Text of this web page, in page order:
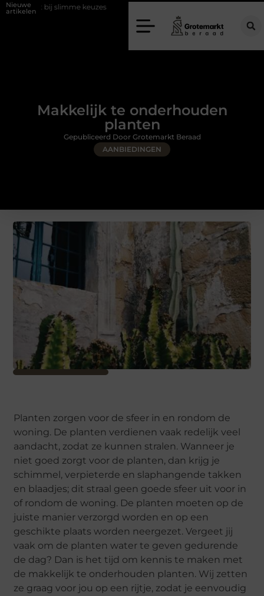
Nieuwe
artikelen
keuzes Waarom kiezen voor een rijschool in Utrecht?
Makkelijk te onderhouden
planten
AANBIEDINGEN
Gepubliceerd Door Grotemarkt Beraad
Planten zorgen voor de sfeer in en rondom de
woning. De planten verdienen vaak redelijk veel
aandacht, zodat ze kunnen stralen. Wanneer je
niet goed zorgt voor de planten, dan krijg je
schimmel, verpieterde en slaphangende takken
en blaadjes; dit straal geen goede sfeer uit voor in
of rondom de woning. De planten moeten op de
juiste manier verzorgd worden en op een
geschikte plaats worden neergezet. Vergeet jij
vaak om de planten water te geven gedurende
de dag? Dan is het tijd om kennis te maken met
de makkelijk te onderhouden planten. Wij zetten
ze graag voor jou op een rijtje, zodat je eenvoudig